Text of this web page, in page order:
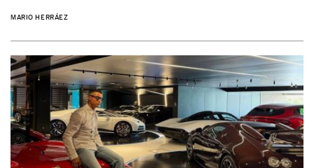
MARIO HERRÁEZ